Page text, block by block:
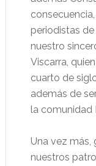
periodistas
nuestro
Viscarra,
cuarto de
además de
la comunidad
Una vez más,
nuestros